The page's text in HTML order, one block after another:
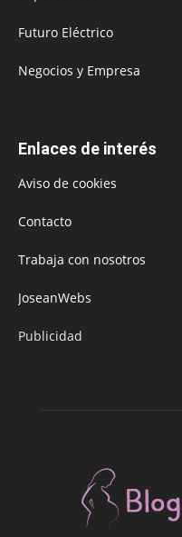
Futuro Eléctrico
Negocios y Empresa
Enlaces de interés
Aviso de cookies
Contacto
Trabaja con nosotros
JoseanWebs
Publicidad